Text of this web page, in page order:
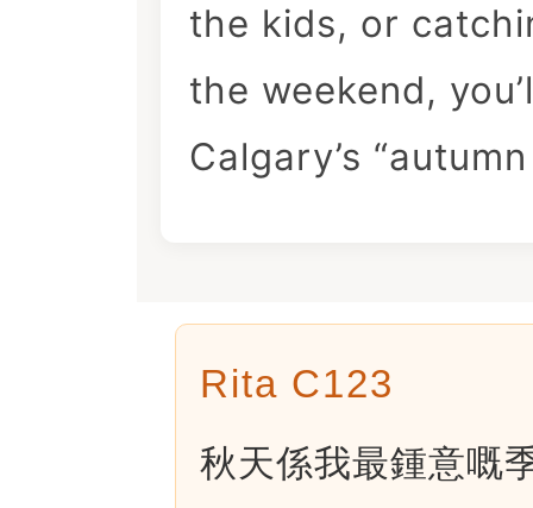
the kids, or
the weekend,
Calgary’s
Rita C123
秋天係我最鍾意嘅